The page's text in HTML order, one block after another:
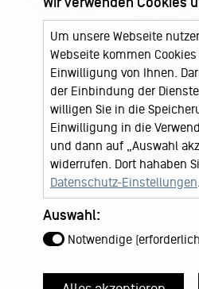
Unser neuer
News
Locations
Um unsere Webseite
Webseite kommen
Einwilligung von Ihnen.
der Einbindung der
willigen Sie in die
Einwilligung in die
und dann auf „Auswahl
widerrufen. Dort hahaben
Datenschutz-Einstellungen
Auswahl:
Notwendige